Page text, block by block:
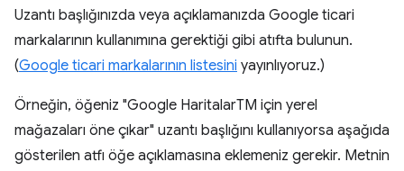
Uzantı başlığınızda veya açıklamanızda Google ticari
markalarının kullanımına gerektiği gibi atıfta bulunun.
(Google ticari markalarının listesini yayınlıyoruz.)
Örneğin, öğeniz "Google HaritalarTM için yerel
mağazaları öne çıkar" uzantı başlığını kullanıyorsa aşağıda
gösterilen atfı öğe açıklamasına eklemeniz gerekir. Metnin